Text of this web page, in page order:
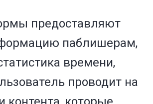
предоставляют
паблишерам,
времени,
проводит на